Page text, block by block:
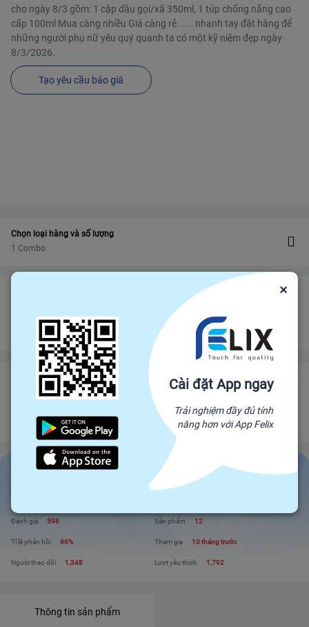
cho ngày 8/3 gồm: 1 cập dầu gọi/xã 350ml, 1 túp chống nắng cao
cấp 100ml Mua càng nhiều Giá càng rẻ...... nhanh tay đặt hàng để
những người phụ nữ yêu quý quanh ta có một kỹ niệm đẹp ngày
8/3/2026.
Tạo yêu cầu báo giá
Chọn loại hàng và số lượng
1 Combo
bảo vệ đơn hàng felix.store của bạn
Đảm bảo gửi hàng đúng hạn
Chính sách hoàn tiền
CÔNG TY CỔ PHẦN THƯƠNG MẠI Q&V VIỆT NAM - CHI NHÁNH
Đối tác trực tiếp của Felix, mang sản phẩm trực tiếp từ nhà sản xuất để đến
với người tiêu dùng. Giá cả cạnh tranh - Chất lượng tuyệt đối
CÔNG TY CỔ PHẦN THƯƠNG MẠI Q&V VIỆT...
Đánh giá 398 Sản phẩm 12
Tỉ lệ phản hồi 96% Tham gia 10 tháng trước
Người theo dõi 1,348 Lượt yêu thích 1,792
Thông tin sản phẩm
×
Cài đặt App ngay
Trải nghiệm đầy đủ tính
năng hơn với App Felix